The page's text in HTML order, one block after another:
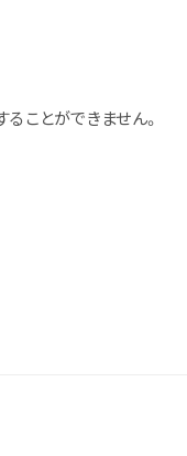
ことができません。